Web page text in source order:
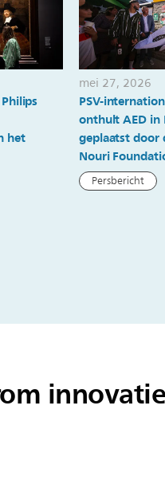
het
mei 27, 2026
PSV-
onthult AED in
geplaatst door
Nouri
Persbericht
innovatie